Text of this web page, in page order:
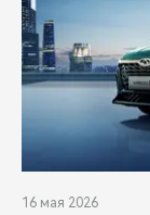
16 мая 2026